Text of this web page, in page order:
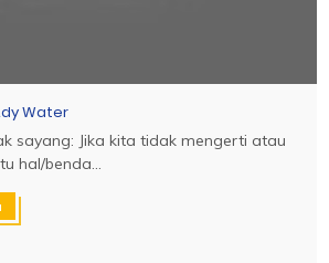
Water
sayang: Jika kita tidak mengerti atau
hal/benda...